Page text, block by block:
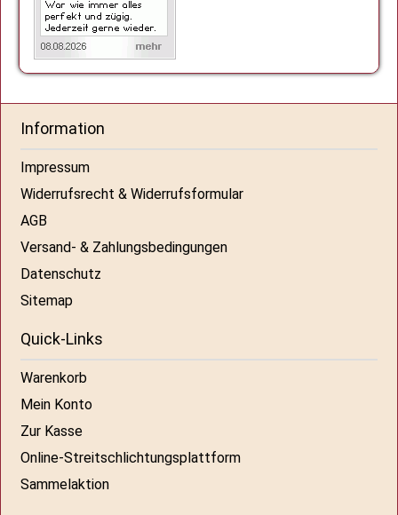
Information
Impressum
Widerrufsrecht & Widerrufsformular
AGB
Versand- & Zahlungsbedingungen
Datenschutz
Sitemap
Quick-Links
Warenkorb
Mein Konto
Zur Kasse
Online-Streitschlichtungsplattform
Sammelaktion